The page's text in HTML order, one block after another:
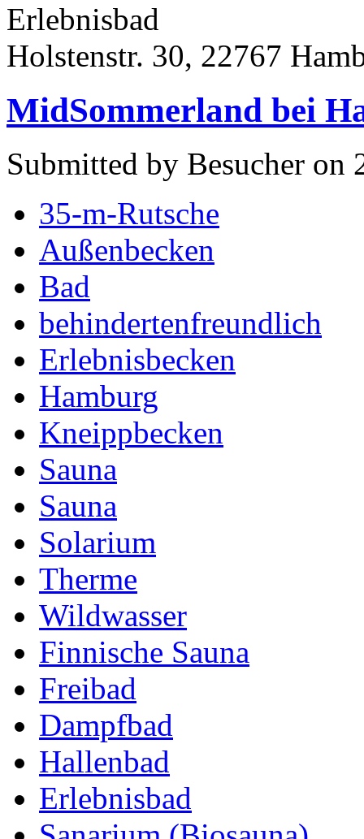
Erlebnisbad
Holstenstr. 30, 22767
MidSommerland bei
Submitted by Besucher on
35-m-Rutsche
Außenbecken
Bad
behindertenfreundlich
Erlebnisbecken
Hamburg
Kneippbecken
Sauna
Sauna
Solarium
Therme
Wildwasser
Finnische Sauna
Freibad
Dampfbad
Hallenbad
Erlebnisbad